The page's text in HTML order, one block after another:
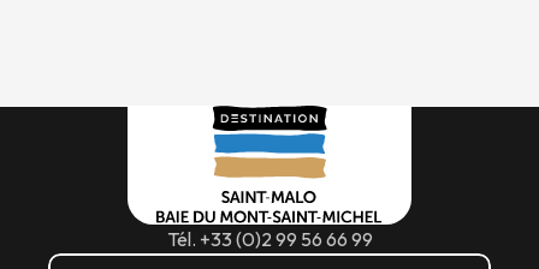
Tél. +33 (0)2 99 56 66 99